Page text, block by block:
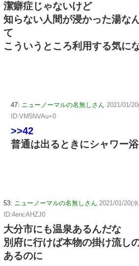
潔癖症じゃないけど
知らない人間が浸かった湯な
て
こういうところ利用する気に
47: ニューノーマルの名無しさん 2021/01/
ID:VM5NVAu+0
>>42
普通は出るときにシャワー
53: ニューノーマルの名無しさん 2021/01/20(
ID:4encAHZJ0
大分市にも温泉あるんだな
別府に行けば本物の掛け流し
あるのに